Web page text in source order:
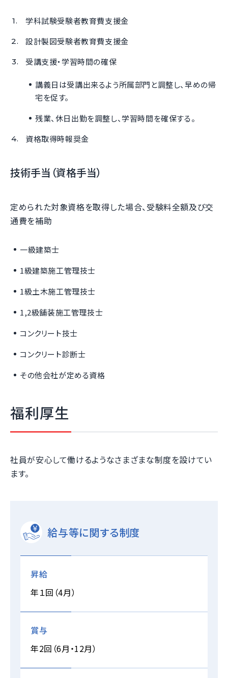
学科試験受験者教育費支援金
設計製図受験者教育費支援金
受講支援・学習時間の確保
講義日は受講出来るよう所属部門と調整し、早めの帰
宅を促す。
残業、休日出勤を調整し、学習時間を確保する。
資格取得時報奨金
技術手当（資格手当）
定められた対象資格を取得した場合、受験料全額及び交
通費を補助
一級建築士
1級建築施工管理技士
1級土木施工管理技士
1,2級舗装施工管理技士
コンクリート技士
コンクリート診断士
その他会社が定める資格
福利厚生
社員が安心して働けるようなさまざまな制度を設けてい
ます。
給与等に関する制度
昇給
年１回（4月）
賞与
年2回（6月・12月）